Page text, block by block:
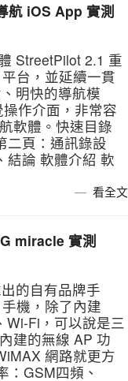
航 iOS App 實測
StreetPilot 2.1 重
台，並延續一貫
明快的導航模
作介面，非常容
軟體。快速目錄
二頁：通訊錄設
結論 軟體介紹 軟
看全文
miracle 實測
的自有品牌手
機，除了內建
Wi-Fi，可以說是三
建的無線 AP 功
網路就更方
：GSM四頻、